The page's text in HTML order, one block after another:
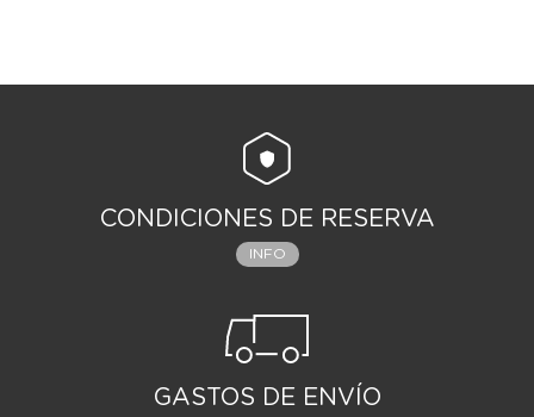
CONDICIONES DE RESERVA
INFO
GASTOS DE ENVÍO